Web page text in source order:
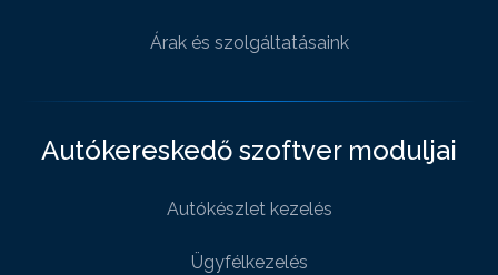
Árak és szolgáltatásaink
Autókereskedő szoftver moduljai
Autókészlet kezelés
Ügyfélkezelés